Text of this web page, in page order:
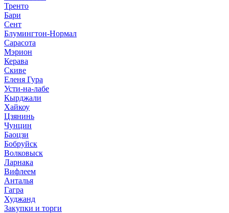
Тренто
Бари
Сент
Блумингтон-Нормал
Сарасота
Мэрион
Керава
Скиве
Еленя Гура
Усти-на-лабе
Кырджали
Хайкоу
Цзянинь
Чунцин
Баоцзи
Бобруйск
Волковыск
Ларнака
Вифлеем
Анталья
Гагра
Худжанд
Закупки и торги